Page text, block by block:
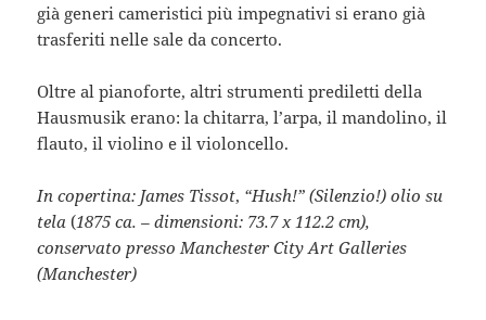
già generi cameristici più impegnativi si erano già
trasferiti nelle sale da concerto.
Oltre al pianoforte, altri strumenti prediletti della
Hausmusik erano: la chitarra, l’arpa, il mandolino, il
flauto, il violino e il violoncello.
In copertina: James Tissot, “Hush!” (Silenzio!)olio su
tela (1875 ca. – dimensioni: 73.7 x 112.2 cm),
conservato presso Manchester City Art Galleries
(Manchester)